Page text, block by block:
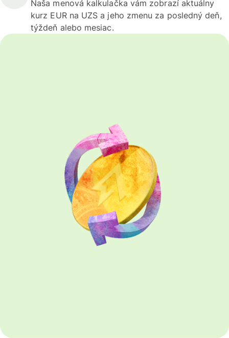
Naša menová kalkulačka vám zobrazí aktuálny
kurz EUR na UZS a jeho zmenu za posledný deň,
týždeň alebo mesiac.